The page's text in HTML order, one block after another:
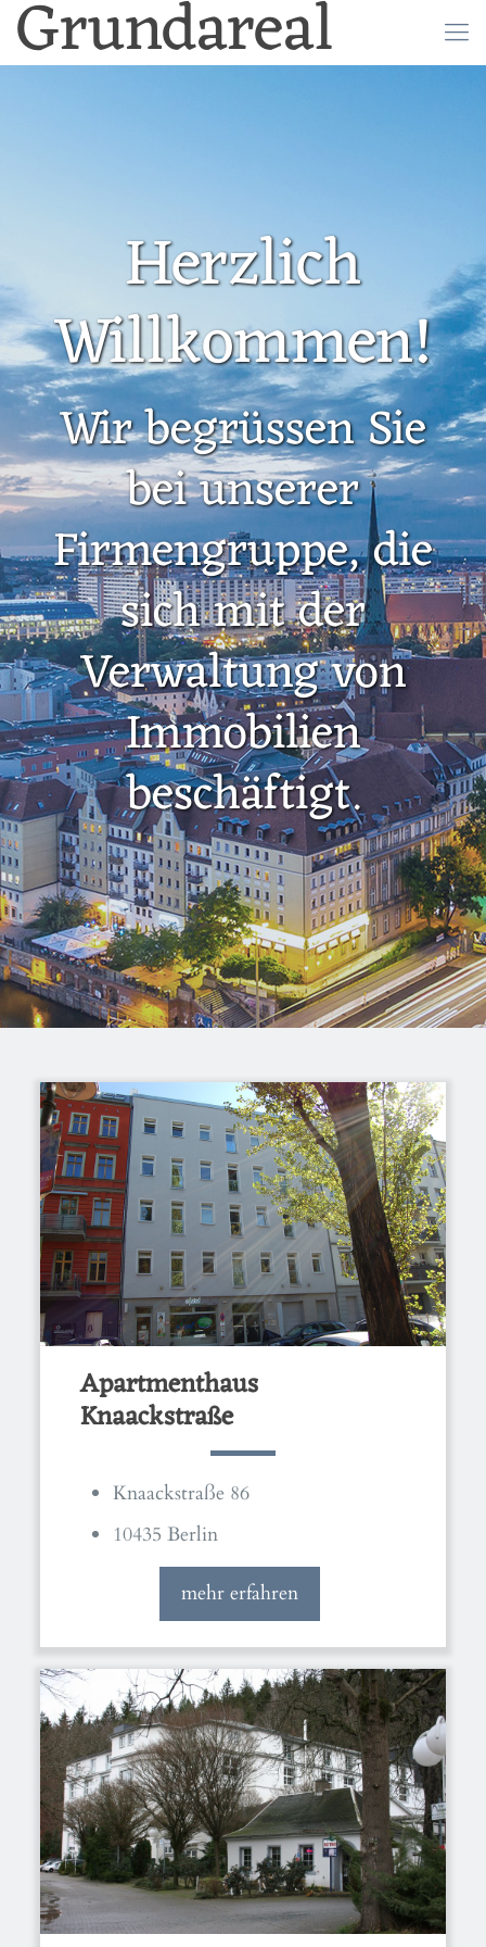
Grundareal
Herzlich
Willkommen!
Wir begrüssen Sie
bei unserer
Firmengruppe, die
sich mit der
Verwaltung von
Immobilien
beschäftigt.
Apartmenthaus
Knaackstraße
Knaackstraße 86
10435 Berlin
mehr erfahren